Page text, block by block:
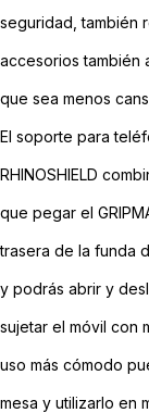
seguridad, también
accesorios también
que sea menos
El soporte para
RHINOSHIELD
que pegar el
trasera de la funda
y podrás abrir y
sujetar el móvil con
uso más cómodo
mesa y utilizarlo en